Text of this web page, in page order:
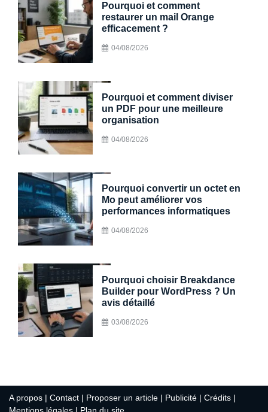
Pourquoi et comment
restaurer un mail Orange
efficacement ?
04/08/2026
Pourquoi et comment diviser
un PDF pour une meilleure
organisation
04/08/2026
Pourquoi convertir un octet en
Mo peut améliorer vos
performances informatiques
04/08/2026
Pourquoi choisir Breakdance
Builder pour WordPress ? Un
avis détaillé
03/08/2026
A propos | Contact | Proposer un article | Publicité | Crédits |